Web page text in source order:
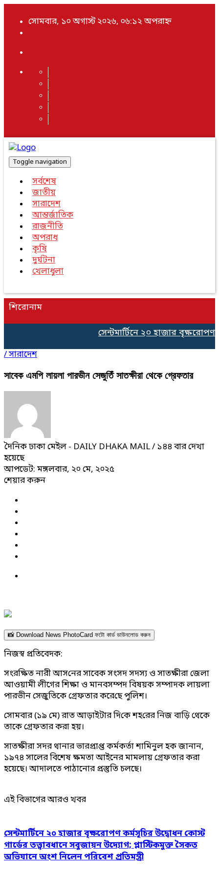
সোমবার, ১০ অগাস্ট ২০২৬, ০৬:১২ অপরাহ্ন
Toggle navigation
সর্বশেষ
জাতীয়
সারাদেশ
আন্তর্জাতিক
রাজনীতি
অপরাধ
কৃষি
দুর্ঘটনা
খেলাধুলা
শিরোনাম
সেন্টমার্টিনে ২০ হাজার
/সারাদেশ
সাবেক এম‌পি লায়লা পারভীন‌ সেজু‌তিঁ সাতক্ষীরা থেকে গ্রেফতার
দৈনিক ঢাকা মেইল - DAILY DHAKA MAIL/ ১৪৪ বার দেখা
হয়েছে
আপডেট: মঙ্গলবার, ২০ মে, ২০২৫
শেয়ার করুন
📸 Download News PhotoCard ফটো কার্ড ডাউনলোড করুন
নিজস্ব প্রতিবেদক:
সং‌র‌ক্ষিত নারী আস‌নের সাবেক সংসদ সদস্য ও সাতক্ষীরা জেলা
আওয়ামী লীগের শিক্ষা ও মানবসম্পদ বিষয়ক সম্পাদক লায়লা
পারভীন সেজু‌তিকে গ্রেফতার করে‌ছে পু‌লিশ।
সোমবার (১৯ মে) রাত আড়াইটার দি‌কে শহ‌রের নিজ বা‌ড়ি থেকে
তাকে গ্রেফতার করা হয়।
সাতক্ষীরা সদর থানার ভা‌রপ্রাপ্ত কর্মকর্তা শা‌মিনুল হক জানান,
১৯৭৪ সালের বিশেষ ক্ষমতা আইনের মামলায় গ্রেফতার করা
হয়েছে। আদালতে পাঠানোর প্রস্তুতি চলছে।
এই বিভাগের আরও খবর
সেন্টমার্টিনে ২০ হাজার বৃক্ষরোপণ কর্মসূচির উদ্বোধন কোস্ট
গার্ডের তত্ত্বাবধানে সবুজায়ন উদ্যোগ; প্লাস্টিকমুক্ত সৈকত
অভিযানে অংশ নিলেন পরিবেশ প্রতিমন্ত্রী